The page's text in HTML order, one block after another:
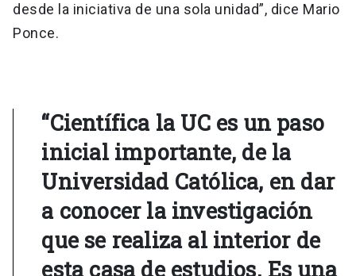
desde la iniciativa de una sola unidad”, dice Mario
Ponce.
“Científica la UC es un paso
inicial importante, de la
Universidad Católica, en dar
a conocer la investigación
que se realiza al interior de
esta casa de estudios. Es una